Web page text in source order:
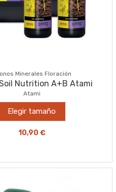
Minerales Floración
Nutrition A+B Atami
Atami
Elegir tamaño
10,90 €